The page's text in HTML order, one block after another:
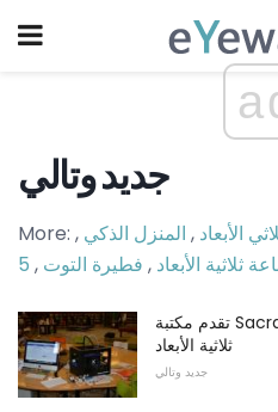
جديد وتالي
More: الأبعاد , المنزل الذكي ,
ثلاثية الأبعاد , فطيرة التوت ,
تقدم مكتبة Sacramento العامة مختبرًا للطباعة
ثلاثية الأبعاد
جديد وتالي